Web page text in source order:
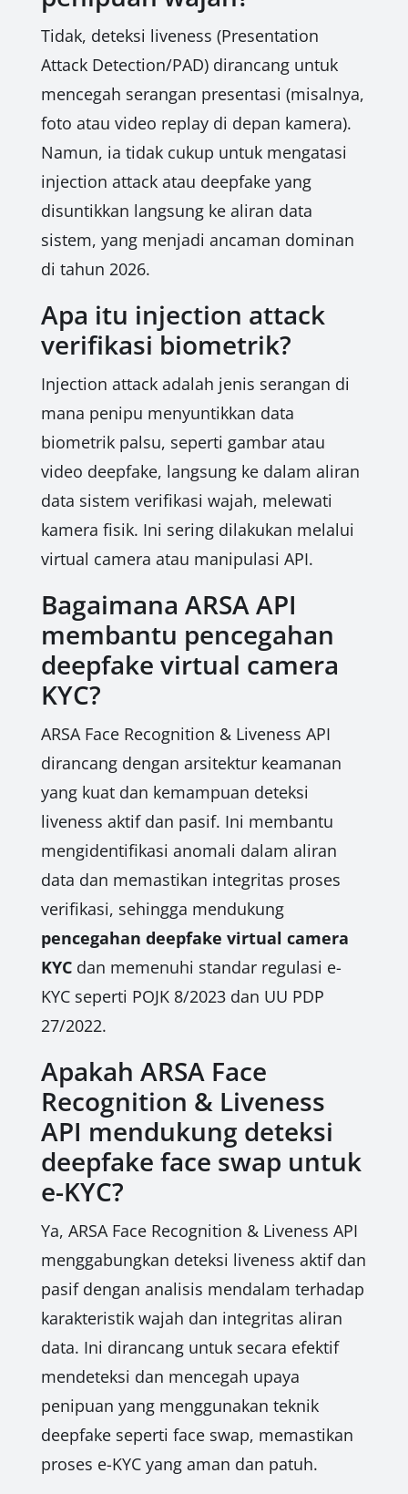
Tidak, deteksi liveness (Presentation
Attack Detection/PAD) dirancang untuk
mencegah serangan presentasi (misalnya,
foto atau video replay di depan kamera).
Namun, ia tidak cukup untuk mengatasi
injection attack atau deepfake yang
disuntikkan langsung ke aliran data
sistem, yang menjadi ancaman dominan
di tahun 2026.
Apa itu injection attack
verifikasi biometrik?
Injection attack adalah jenis serangan di
mana penipu menyuntikkan data
biometrik palsu, seperti gambar atau
video deepfake, langsung ke dalam aliran
data sistem verifikasi wajah, melewati
kamera fisik. Ini sering dilakukan melalui
virtual camera atau manipulasi API.
Bagaimana ARSA API
membantu pencegahan
deepfake virtual camera
KYC?
ARSA Face Recognition & Liveness API
dirancang dengan arsitektur keamanan
yang kuat dan kemampuan deteksi
liveness aktif dan pasif. Ini membantu
mengidentifikasi anomali dalam aliran
data dan memastikan integritas proses
verifikasi, sehingga mendukung
pencegahan deepfake virtual camera
KYCdan memenuhi standar regulasi e-
KYC seperti POJK 8/2023 dan UU PDP
27/2022.
Apakah ARSA Face
Recognition & Liveness
API mendukung deteksi
deepfake face swap untuk
e-KYC?
Ya, ARSA Face Recognition & Liveness API
menggabungkan deteksi liveness aktif dan
pasif dengan analisis mendalam terhadap
karakteristik wajah dan integritas aliran
data. Ini dirancang untuk secara efektif
mendeteksi dan mencegah upaya
penipuan yang menggunakan teknik
deepfake seperti face swap, memastikan
proses e-KYC yang aman dan patuh.